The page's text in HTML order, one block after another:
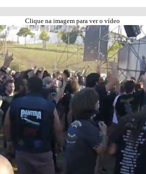
Clique na imagem para ver o vídeo